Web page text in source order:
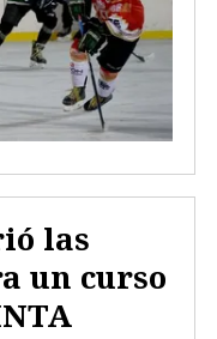
las
un curso